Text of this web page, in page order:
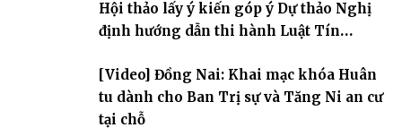
Hội thảo lấy ý kiến góp ý Dự thảo Nghị
định hướng dẫn thi hành Luật Tín
[Video] Đồng Nai: Khai mạc khóa Huân
tu dành cho Ban Trị sự và Tăng Ni an cư
tại chỗ